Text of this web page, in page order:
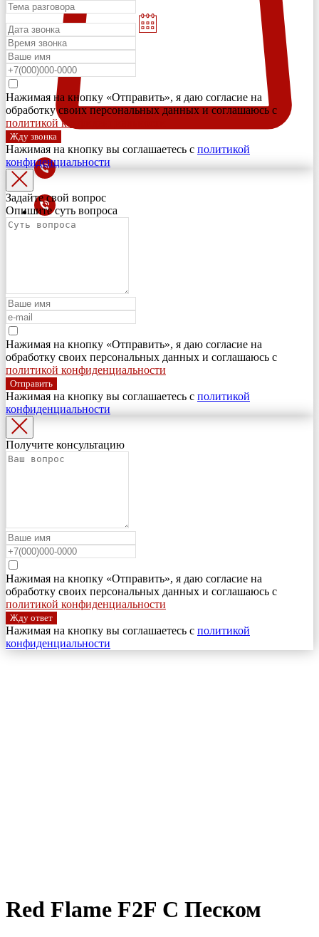
Нажимая на кнопку «Отправить», я даю согласие на
обработку своих персональных данных и соглашаюсь с
политикой конфиденциальности
Жду звонка
Нажимая на кнопку вы соглашаетесь с политикой
конфиденциальности
Задайте свой вопрос
Опишите суть вопроса
Нажимая на кнопку «Отправить», я даю согласие на
обработку своих персональных данных и соглашаюсь с
политикой конфиденциальности
Отправить
Нажимая на кнопку вы соглашаетесь с политикой
конфиденциальности
Получите консультацию
Нажимая на кнопку «Отправить», я даю согласие на
обработку своих персональных данных и соглашаюсь с
политикой конфиденциальности
Жду ответ
Нажимая на кнопку вы соглашаетесь с политикой
конфиденциальности
Red Flame F2F С Песком